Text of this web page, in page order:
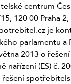
centrum
120 00 Praha
je
parlamentu a
2013 o
nařízení (ES) č.
řešení